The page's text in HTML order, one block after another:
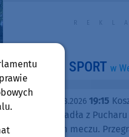
SPORT w
środa, 05.08.2026 19:15
trwa. Odpadła z
pierwszym meczu.